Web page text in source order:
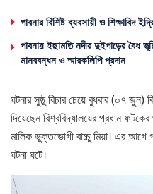
পাবনার বিশিষ্ট ব্যবসায়ী ও শিক্ষাবিদ
পাবনায় ইছামতি নদীর দুইপাড়ের বৈধ
মানববন্ধন ও স্মারকলিপি প্রদান
ঘটনার সুষ্ঠু বিচার চেয়ে বুধবার (০৭ জুন)
দিয়েছেন বিশ্ববিদ্যালয়ের প্রধান
মালিক ভুক্তভোগী বাচ্চু মিয়া। এর
ঘটনা ঘটে।